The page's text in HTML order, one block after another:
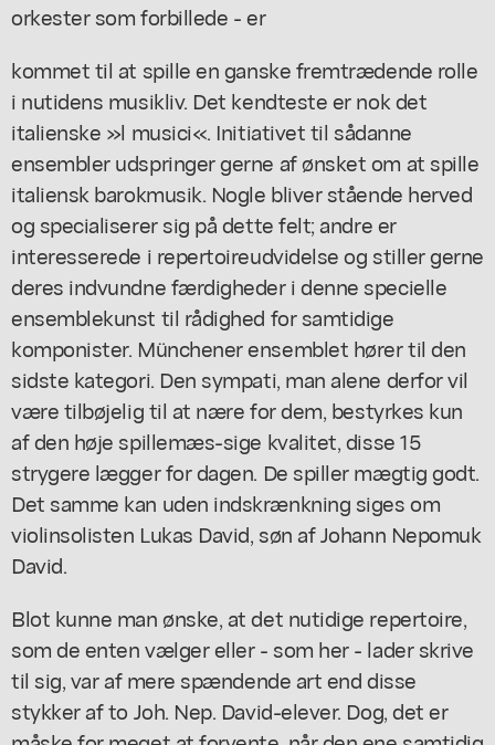
orkester som forbillede - er
kommet til at spille en ganske fremtrædende rolle
i nutidens musikliv. Det kendteste er nok det
italienske »l musici«. Initiativet til sådanne
ensembler udspringer gerne af ønsket om at spille
italiensk barokmusik. Nogle bliver stående herved
og specialiserer sig på dette felt; andre er
interesserede i repertoireudvidelse og stiller gerne
deres indvundne færdigheder i denne specielle
ensemblekunst til rådighed for samtidige
komponister. Münchener ensemblet hører til den
sidste kategori. Den sympati, man alene derfor vil
være tilbøjelig til at nære for dem, bestyrkes kun
af den høje spillemæs-sige kvalitet, disse 15
strygere lægger for dagen. De spiller mægtig godt.
Det samme kan uden indskrænkning siges om
violinsolisten Lukas David, søn af Johann Nepomuk
David.
Blot kunne man ønske, at det nutidige repertoire,
som de enten vælger eller - som her - lader skrive
til sig, var af mere spændende art end disse
stykker af to Joh. Nep. David-elever. Dog, det er